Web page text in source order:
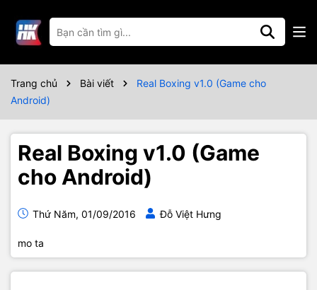
Trang chủ Bài viết
Real Boxing v1.0 (Game cho
Android)
Real Boxing v1.0 (Game
cho Android)
Thứ Năm, 01/09/2016 Đỗ Việt Hưng
mo ta